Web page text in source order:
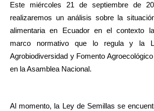
Este miércoles 21 de septiembre de
realizaremos un análisis sobre la
alimentaria en Ecuador en el contexto
marco normativo que lo regula y la
Agrobiodiversidad y Fomento
en la Asamblea Nacional.
Al momento, la Ley de Semillas se